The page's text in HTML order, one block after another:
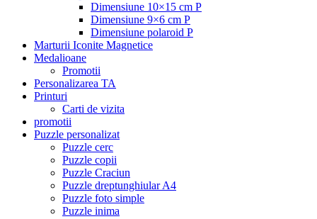
Dimensiune 10×15 cm P
Dimensiune 9×6 cm P
Dimensiune polaroid P
Marturii Iconite Magnetice
Medalioane
Promotii
Personalizarea TA
Printuri
Carti de vizita
promotii
Puzzle personalizat
Puzzle cerc
Puzzle copii
Puzzle Craciun
Puzzle dreptunghiular A4
Puzzle foto simple
Puzzle inima